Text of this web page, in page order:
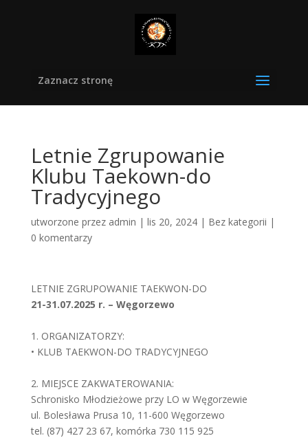
Zaznacz stronę
Letnie Zgrupowanie
Klubu Taekown-do
Tradycyjnego
utworzone przez admin | lis 20, 2024| Bez kategorii |
0 komentarzy
LETNIE ZGRUPOWANIE TAEKWON-DO
21-31.07.2025 r. – Węgorzewo
1. ORGANIZATORZY:
• KLUB TAEKWON-DO TRADYCYJNEGO
2. MIEJSCE ZAKWATEROWANIA:
Schronisko Młodzieżowe przy LO w Węgorzewie
ul. Bolesława Prusa 10, 11-600 Węgorzewo
tel. (87) 427 23 67, komórka 730 115 925